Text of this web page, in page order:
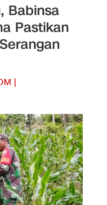
Babinsa
Pastikan
|